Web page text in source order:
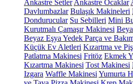
Ankastre Setler Ankastre Ocaklar
Davlumbazlar Bulaşık Makineleri
Dondurucular Su Sebilleri Mini
Kurutmalı Çamaşır Makinesi
Beyaz Eşya Yedek Parça ve
Küçük Ev Aletleri Kızartma ve
Patlatma Makinesi Fritöz Ekmek
Kızartma Makinesi Tost Makinesi
Izgara Waffle Makinesi Yumurta